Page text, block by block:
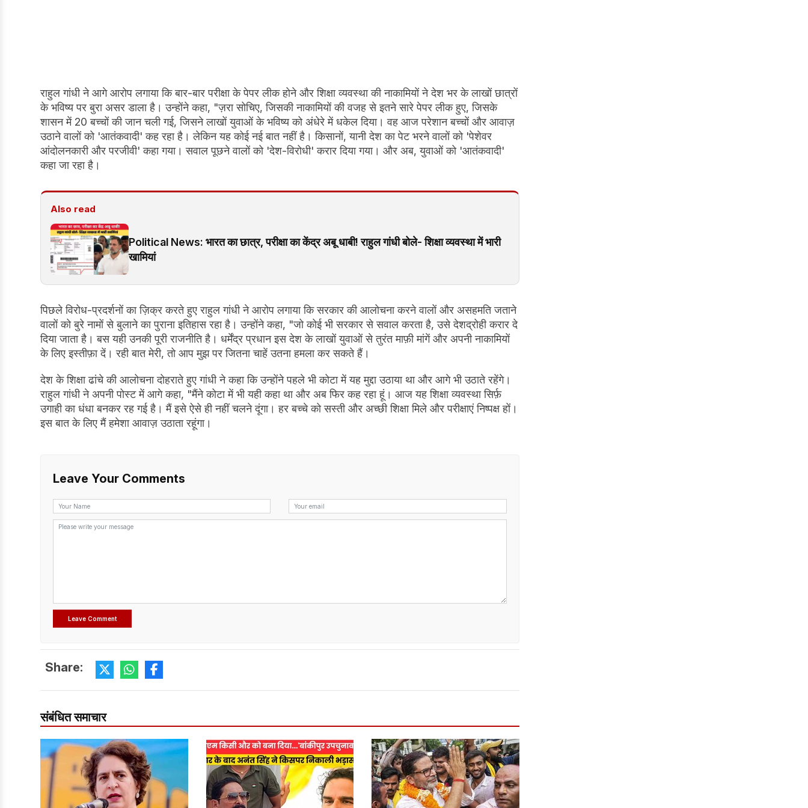
राहुल गांधी ने आगे आरोप लगाया कि बार-बार परीक्षा के पेपर लीक होने और शिक्षा व्यवस्था की नाकामियों ने देश भर के लाखों छात्रों
के भविष्य पर बुरा असर डाला है। उन्होंने कहा, "ज़रा सोचिए, जिसकी नाकामियों की वजह से इतने सारे पेपर लीक हुए, जिसके
शासन में 20 बच्चों की जान चली गई, जिसने लाखों युवाओं के भविष्य को अंधेरे में धकेल दिया। वह आज परेशान बच्चों और आवाज़
उठाने वालों को 'आतंकवादी' कह रहा है। लेकिन यह कोई नई बात नहीं है। किसानों, यानी देश का पेट भरने वालों को 'पेशेवर
आंदोलनकारी और परजीवी' कहा गया। सवाल पूछने वालों को 'देश-विरोधी' करार दिया गया। और अब, युवाओं को 'आतंकवादी'
कहा जा रहा है।
Also read
Political News: भारत का छात्र, परीक्षा का केंद्र अबू धाबी! राहुल गांधी बोले- शिक्षा व्यवस्था में भारी
खामियां
पिछले विरोध-प्रदर्शनों का ज़िक्र करते हुए राहुल गांधी ने आरोप लगाया कि सरकार की आलोचना करने वालों और असहमति जताने
वालों को बुरे नामों से बुलाने का पुराना इतिहास रहा है। उन्होंने कहा, "जो कोई भी सरकार से सवाल करता है, उसे देशद्रोही करार दे
दिया जाता है। बस यही उनकी पूरी राजनीति है। धर्मेंद्र प्रधान इस देश के लाखों युवाओं से तुरंत माफ़ी मांगें और अपनी नाकामियों
के लिए इस्तीफ़ा दें। रही बात मेरी, तो आप मुझ पर जितना चाहें उतना हमला कर सकते हैं।
देश के शिक्षा ढांचे की आलोचना दोहराते हुए गांधी ने कहा कि उन्होंने पहले भी कोटा में यह मुद्दा उठाया था और आगे भी उठाते रहेंगे।
राहुल गांधी ने अपनी पोस्ट में आगे कहा, "मैंने कोटा में भी यही कहा था और अब फिर कह रहा हूं। आज यह शिक्षा व्यवस्था सिर्फ़
उगाही का धंधा बनकर रह गई है। मैं इसे ऐसे ही नहीं चलने दूंगा। हर बच्चे को सस्ती और अच्छी शिक्षा मिले और परीक्षाएं निष्पक्ष हों।
इस बात के लिए मैं हमेशा आवाज़ उठाता रहूंगा।
Leave Your Comments
Share:
संबंधित समाचार